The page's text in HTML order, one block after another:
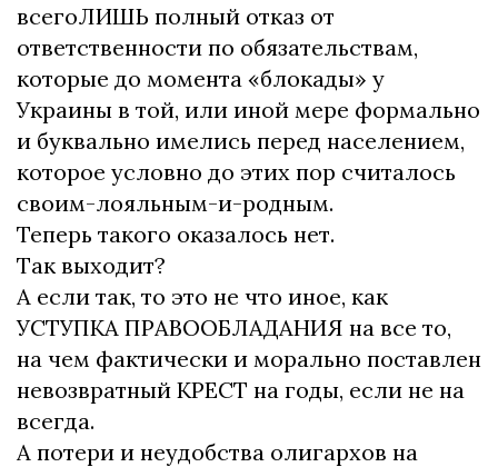
всегоЛИШЬ полный отказ от
ответственности по обязательствам,
которые до момента «блокады» у
Украины в той, или иной мере формально
и буквально имелись перед населением,
которое условно до этих пор считалось
своим-лояльным-и-родным.
Теперь такого оказалось нет.
Так выходит?
А если так, то это не что иное, как
УСТУПКА ПРАВООБЛАДАНИЯ на все то,
на чем фактически и морально поставлен
невозвратный КРЕСТ на годы, если не на
всегда.
А потери и неудобства олигархов на